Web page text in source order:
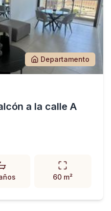
Departamento
a la calle A
60 m²